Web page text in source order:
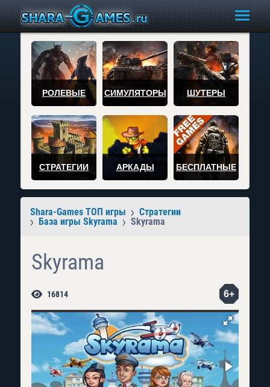
РОЛЕВЫЕ СИМУЛЯТОРЫ ШУТЕРЫ
СТРАТЕГИИ АРКАДЫ БЕСПЛАТНЫЕ
Shara-Games ТОП игры
Стратегии
База игры Skyrama
Skyrama
Skyrama
16814 6+